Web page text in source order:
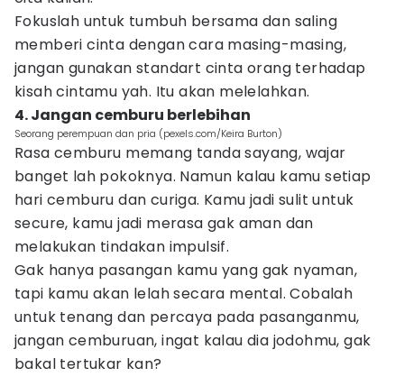
Fokuslah untuk tumbuh bersama dan saling
memberi cinta dengan cara masing-masing,
jangan gunakan standart cinta orang terhadap
kisah cintamu yah. Itu akan melelahkan.
4. Jangan cemburu berlebihan
Seorang perempuan dan pria (pexels.com/Keira Burton)
Rasa cemburu memang tanda sayang, wajar
banget lah pokoknya. Namun kalau kamu setiap
hari cemburu dan curiga. Kamu jadi sulit untuk
secure, kamu jadi merasa gak aman dan
melakukan tindakan impulsif.
Gak hanya pasangan kamu yang gak nyaman,
tapi kamu akan lelah secara mental. Cobalah
untuk tenang dan percaya pada pasanganmu,
jangan cemburuan, ingat kalau dia jodohmu, gak
bakal tertukar kan?